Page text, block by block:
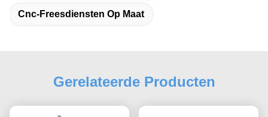
Cnc-Freesdiensten Op Maat
Gerelateerde Producten